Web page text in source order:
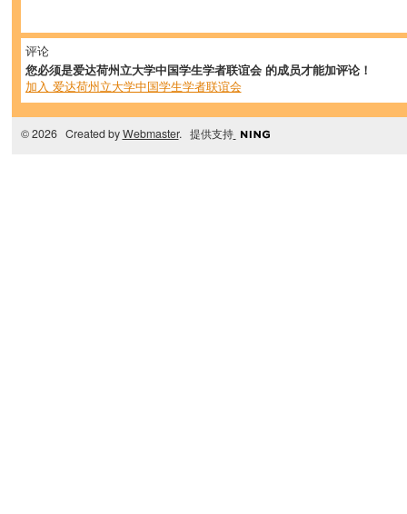
评论
您必须是爱达荷州立大学中国学生学者联谊会 的成员才能加评论！
加入 爱达荷州立大学中国学生学者联谊会
© 2026 Created byWebmaster. 提供支持